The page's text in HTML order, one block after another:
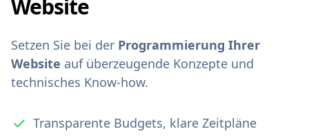
Website
Setzen Sie bei der Programmierung Ihrer
Website auf überzeugende Konzepte und
technisches Know-how.
Transparente Budgets, klare Zeitpläne